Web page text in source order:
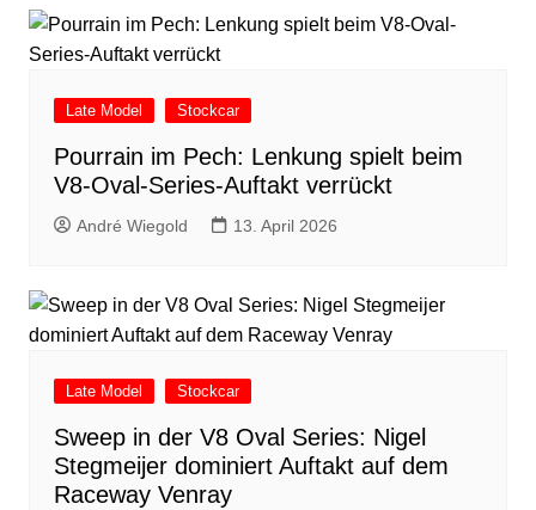
Late Model Stockcar
Pourrain im Pech: Lenkung spielt beim
V8-Oval-Series-Auftakt verrückt
André Wiegold 13. April 2026
Late Model Stockcar
Sweep in der V8 Oval Series: Nigel
Stegmeijer dominiert Auftakt auf dem
Raceway Venray